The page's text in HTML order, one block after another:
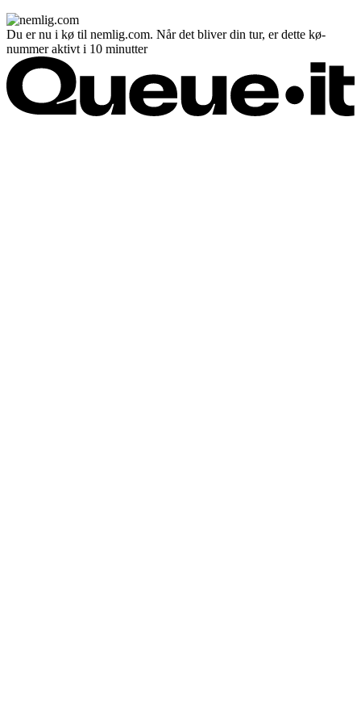
Du er nu i kø til nemlig.com. Når det bliver din tur, er dette kø-
nummer aktivt i 10 minutter